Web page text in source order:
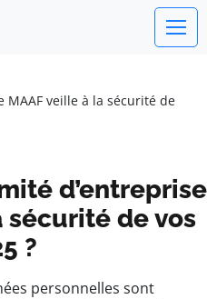
MAAF veille à la sécurité de
d’entreprise
sécurité de vos
?
personnelles sont